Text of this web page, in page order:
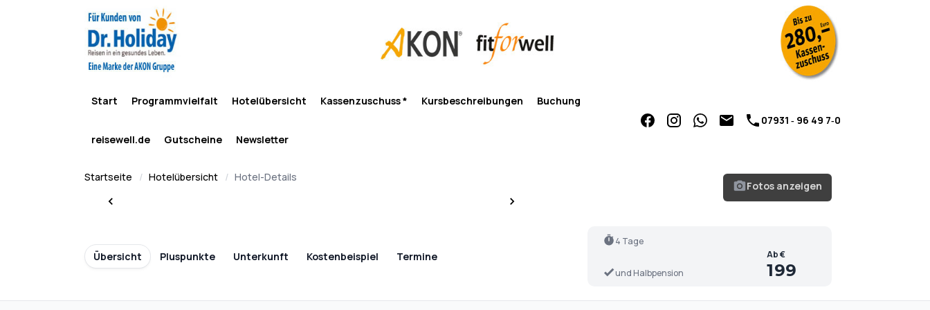
Start Programmvielfalt Hotelübersicht Kassenzuschuss * Kursbeschreibungen Buchung
reisewell.de Gutscheine Newsletter
07931 ‑ 96 49 7‑0
Startseite Hotelübersicht Hotel-Details
Fotos anzeigen
Übersicht Pluspunkte Unterkunft Kostenbeispiel Termine
4 Tage
und Halbpension
Ab €
199